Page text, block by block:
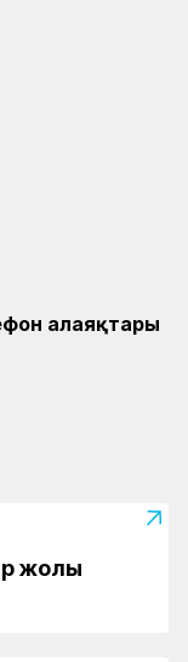
алаяқтары
жолы